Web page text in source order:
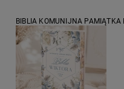
BIBLIA KOMUNIJNA PAMIĄTKA